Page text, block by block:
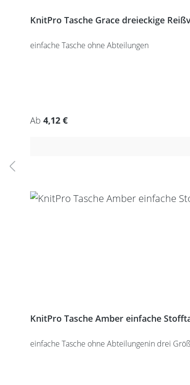
KnitPro Tasche Grace dreieckige
einfache Tasche ohne Abteilungen
Regulärer Preis:
Ab 4,12 €
KnitPro Tasche Amber einfache
einfache Tasche ohne Abteilungenin drei